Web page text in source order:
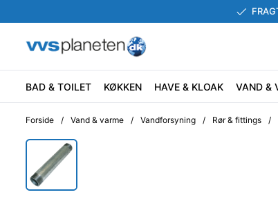
BAD & TOILET KØKKEN HAVE & KLOAK VAND &
Forside / Vand & varme / Vandforsyning / Rør & fittings /